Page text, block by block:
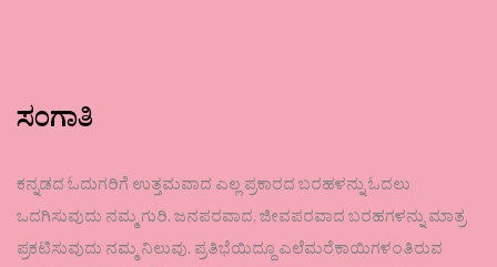
ಸಂಗಾತಿ
ಕನ್ನಡದ ಓದುಗರಿಗೆ ಉತ್ತಮವಾದ ಎಲ್ಲ ಪ್ರಕಾರದ ಬರಹಳನ್ನು ಓದಲು
ಒದಗಿಸುವುದು ನಮ್ಮ ಗುರಿ. ಜನಪರವಾದ, ಜೀವಪರವಾದ ಬರಹಗಳನ್ನು ಮಾತ್ರ
ಪ್ರಕಟಿಸುವುದು ನಮ್ಮ ನಿಲುವು. ಪ್ರತಿಭೆಯಿದ್ದೂ ಎಲೆಮರೆಕಾಯಿಗಳಂತಿರುವ